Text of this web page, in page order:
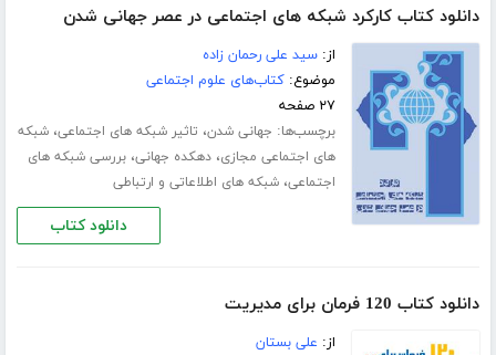
دانلود کتاب کارکرد شبکه های اجتماعی در عصر جهانی شدن
از:سید علی رحمان زاده
موضوع:کتاب‌های علوم اجتماعی
۲۷ صفحه
برچسب‌ها: جهانی شدن، تاثیر شبکه های اجتماعی،شبکه
های اجتماعی مجازی،دهکده جهانی،بررسی شبکه های
اجتماعی،شبکه های اطلاعاتی و ارتباطی
دانلود کتاب
دانلود کتاب 120 فرمان برای مدیریت
از: علی بستان